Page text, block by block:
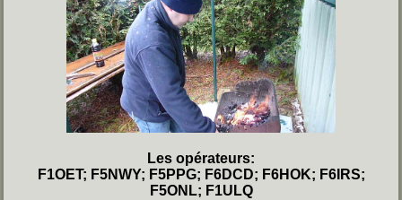
Les opérateurs:
F1OET; F5NWY; F5PPG; F6DCD; F6HOK; F6IRS;
F5ONL; F1ULQ